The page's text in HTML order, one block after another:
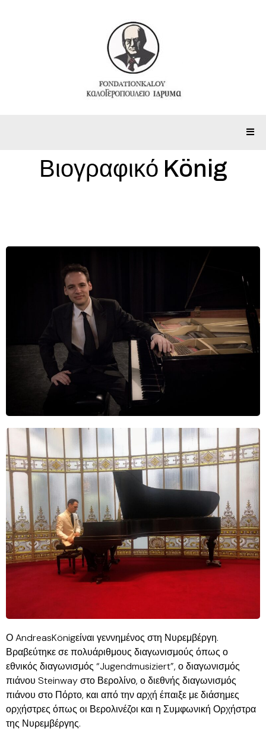
Βιογραφικό König
Ο AndreasKönigείναι γεννημένος στη Νυρεμβέργη.
Βραβεύτηκε σε πολυάριθμους διαγωνισμούς όπως ο
εθνικός διαγωνισμός “Jugendmusiziert”, ο διαγωνισμός
πιάνου Steinway στο Βερολίνο, ο διεθνής διαγωνισμός
πιάνου στο Πόρτο, και από την αρχή έπαιξε με διάσημες
ορχήστρες όπως οι Βερολινέζοι και η Συμφωνική Ορχήστρα
της Νυρεμβέργης.